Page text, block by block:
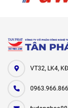
VT32, LK4,
0963.966.866